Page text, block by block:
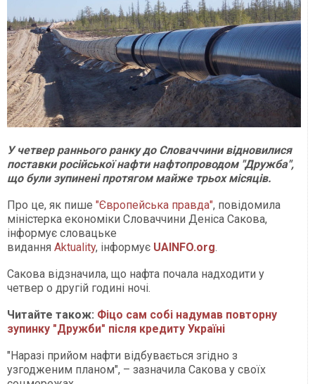
У четвер раннього ранку до Словаччини відновилися
поставки російської нафти нафтопроводом "Дружба",
що були зупинені протягом майже трьох місяців.
Про це, як пише "Європейська правда", повідомила
міністерка економіки Словаччини Деніса Сакова,
інформує словацьке
видання Aktuality, інформує UAINFO.org.
Сакова відзначила, що нафта почала надходити у
четвер о другій годині ночі.
Читайте також: Фіцо сам собі надумав повторну
зупинку "Дружби" після кредиту Україні
"Наразі прийом нафти відбувається згідно з
узгодженим планом", – зазначила Сакова у своїх